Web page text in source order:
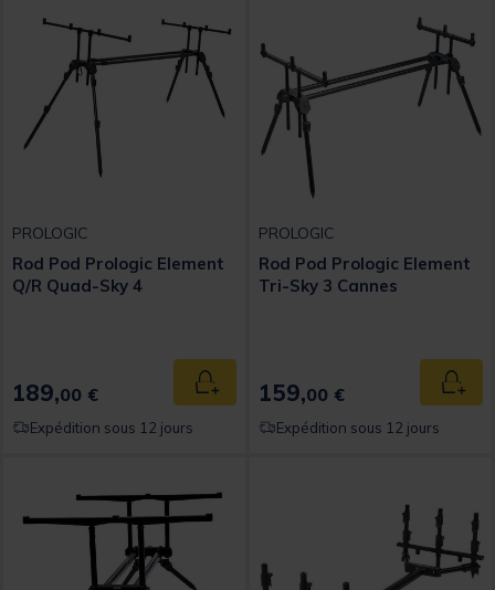
PROLOGIC
Rod Pod Prologic Element
Q/R Quad-Sky 4
189,00 € Ajouter au panier
Expédition sous 12 jours
PROLOGIC
Rod Pod Prologic Element
Tri-Sky 3 Cannes
159,00 €
Expédition sous 12 jours